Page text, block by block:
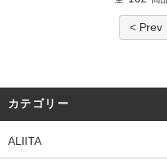
< Prev
カテゴリー
ALIITA